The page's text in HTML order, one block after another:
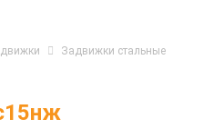
Задвижки стальные